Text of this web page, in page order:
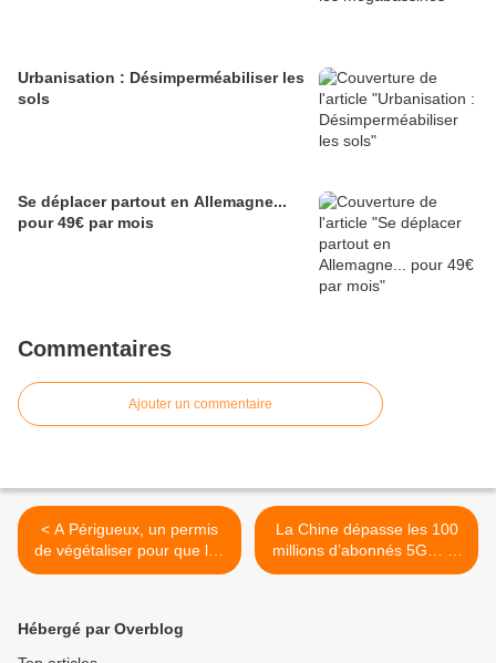
Urbanisation : Désimperméabiliser les
sols
Se déplacer partout en Allemagne...
pour 49€ par mois
Commentaires
Ajouter un commentaire
< A Périgueux, un permis
de végétaliser pour que les
habitants plantent des
La Chine dépasse les 100
millions d’abonnés 5G… et
la technologie consomme
Hébergé par Overblog